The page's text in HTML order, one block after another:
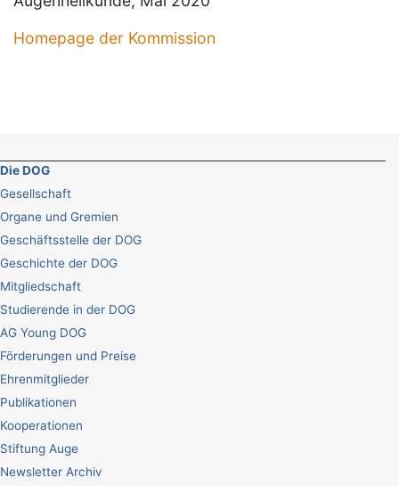
Homepage der Kommission
Die DOG
Gesellschaft
Organe und Gremien
Geschäftsstelle der DOG
Geschichte der DOG
Mitgliedschaft
Studierende in der DOG
AG Young DOG
Förderungen und Preise
Ehrenmitglieder
Publikationen
Kooperationen
Stiftung Auge
Newsletter Archiv